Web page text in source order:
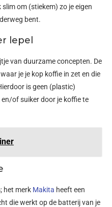
om (stiekem) zo je eigen
bent.
lepel
van duurzame concepten. De
je je kop koffie in zet en die
is geen (plastic)
of suiker door je koffie te
het merk Makita heeft een
die werkt op de batterij van je